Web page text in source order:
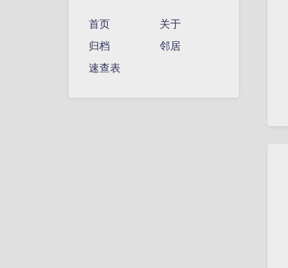
首页
关于
归档
邻居
速查表